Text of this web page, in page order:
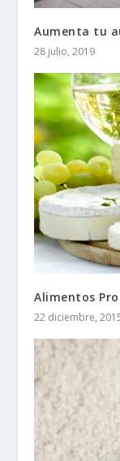
Aumenta tu
28 julio, 2019
Alimentos
22 diciembre,